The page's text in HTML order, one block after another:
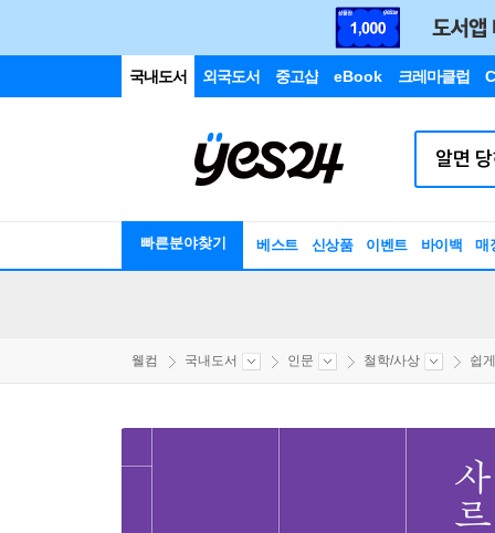
국내도서 외국도서 중고샵 eBook 크레마클럽
빠른분야찾기 베스트 신상품 이벤트 바이백 매
웰컴 국내도서 인문 철학/사상 쉽